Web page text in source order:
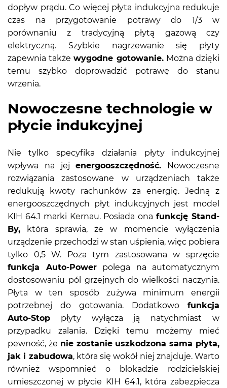
dopływ prądu. Co więcej płyta indukcyjna redukuje
czas na przygotowanie potrawy do 1/3 w
porównaniu z tradycyjną płytą gazową czy
elektryczną. Szybkie nagrzewanie się płyty
zapewnia takżewygodne gotowanie.Można dzięki
temu szybko doprowadzić potrawę do stanu
wrzenia.
Nowoczesne technologie w
płycie indukcyjnej
Nie tylko specyfika działania płyty indukcyjnej
wpływa na jejenergooszczędność. Nowoczesne
rozwiązania zastosowane w urządzeniach także
redukują kwoty rachunków za energię. Jedną z
energooszczędnych płyt indukcyjnych jest model
KIH 64.1 marki Kernau. Posiada onafunkcję Stand-
By, która sprawia, że w momencie wyłączenia
urządzenie przechodzi w stan uśpienia, więc pobiera
tylko 0,5 W. Poza tym zastosowana w sprzęcie
funkcja Auto-Powerpolega na automatycznym
dostosowaniu pól grzejnych do wielkości naczynia.
Płyta w ten sposób zużywa minimum energii
potrzebnej do gotowania. Dodatkowo funkcja
Auto-Stop płyty wyłącza ją natychmiast w
przypadku zalania. Dzięki temu możemy mieć
pewność, że nie zostanie uszkodzona sama płyta,
jak i zabudowa, która się wokół niej znajduje. Warto
również wspomnieć o blokadzie rodzicielskiej
umieszczonej w płycie KIH 64.1, która zabezpiecza